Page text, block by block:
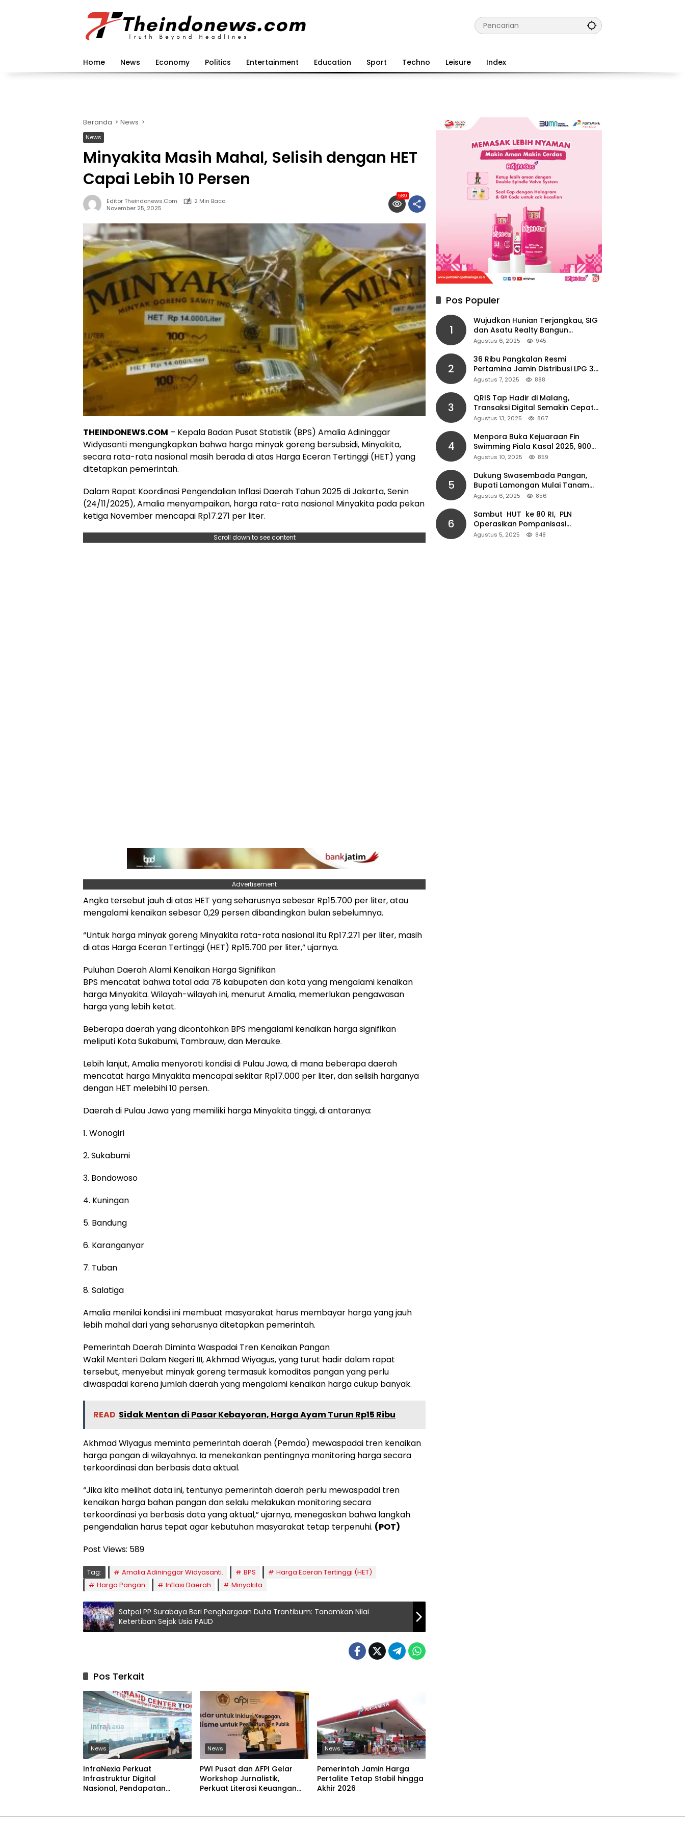
Home News Economy Politics Entertainment Education Sport Techno Leisure Index
Beranda News
News
Minyakita Masih Mahal, Selisih dengan HET
Capai Lebih 10 Persen
Editor Theindonews.com
2 Min Baca
November 25, 2025
589
THEINDONEWS.COM – Kepala Badan Pusat Statistik (BPS) Amalia Adininggar
Widyasanti mengungkapkan bahwa harga minyak goreng bersubsidi, Minyakita,
secara rata-rata nasional masih berada di atas Harga Eceran Tertinggi (HET) yang
ditetapkan pemerintah.
Dalam Rapat Koordinasi Pengendalian Inflasi Daerah Tahun 2025 di Jakarta, Senin
(24/11/2025), Amalia menyampaikan, harga rata-rata nasional Minyakita pada pekan
ketiga November mencapai Rp17.271 per liter.
Scroll down to see content
Advertisement
Angka tersebut jauh di atas HET yang seharusnya sebesar Rp15.700 per liter, atau
mengalami kenaikan sebesar 0,29 persen dibandingkan bulan sebelumnya.
“Untuk harga minyak goreng Minyakita rata-rata nasional itu Rp17.271 per liter, masih
di atas Harga Eceran Tertinggi (HET) Rp15.700 per liter,” ujarnya.
Puluhan Daerah Alami Kenaikan Harga Signifikan
BPS mencatat bahwa total ada 78 kabupaten dan kota yang mengalami kenaikan
harga Minyakita. Wilayah-wilayah ini, menurut Amalia, memerlukan pengawasan
harga yang lebih ketat.
Beberapa daerah yang dicontohkan BPS mengalami kenaikan harga signifikan
meliputi Kota Sukabumi, Tambrauw, dan Merauke.
Lebih lanjut, Amalia menyoroti kondisi di Pulau Jawa, di mana beberapa daerah
mencatat harga Minyakita mencapai sekitar Rp17.000 per liter, dan selisih harganya
dengan HET melebihi 10 persen.
Daerah di Pulau Jawa yang memiliki harga Minyakita tinggi, di antaranya:
1. Wonogiri
2. Sukabumi
3. Bondowoso
4. Kuningan
5. Bandung
6. Karanganyar
7. Tuban
8. Salatiga
Amalia menilai kondisi ini membuat masyarakat harus membayar harga yang jauh
lebih mahal dari yang seharusnya ditetapkan pemerintah.
Pemerintah Daerah Diminta Waspadai Tren Kenaikan Pangan
Wakil Menteri Dalam Negeri III, Akhmad Wiyagus, yang turut hadir dalam rapat
tersebut, menyebut minyak goreng termasuk komoditas pangan yang perlu
diwaspadai karena jumlah daerah yang mengalami kenaikan harga cukup banyak.
READ Sidak Mentan di Pasar Kebayoran, Harga Ayam Turun Rp15 Ribu
Akhmad Wiyagus meminta pemerintah daerah (Pemda) mewaspadai tren kenaikan
harga pangan di wilayahnya. Ia menekankan pentingnya monitoring harga secara
terkoordinasi dan berbasis data aktual.
“Jika kita melihat data ini, tentunya pemerintah daerah perlu mewaspadai tren
kenaikan harga bahan pangan dan selalu melakukan monitoring secara
terkoordinasi ya berbasis data yang aktual,” ujarnya, menegaskan bahwa langkah
pengendalian harus tepat agar kebutuhan masyarakat tetap terpenuhi. (POT)
Post Views: 589
Tag: Amalia Adininggar Widyasanti. BPS
Harga Eceran Tertinggi (HET)
Harga Pangan
Inflasi Daerah Minyakita
Satpol PP Surabaya Beri Penghargaan Duta Trantibum: Tanamkan Nilai
Ketertiban Sejak Usia PAUD
Pos Terkait
News
InfraNexia Perkuat
Infrastruktur Digital
Nasional, Pendapatan
News
PWI Pusat dan AFPI Gelar
Workshop Jurnalistik,
Perkuat Literasi Keuangan
News
Pemerintah Jamin Harga
Pertalite Tetap Stabil hingga
Akhir 2026
Pos Populer
1
Wujudkan Hunian Terjangkau, SIG
dan Asatu Realty Bangun
Perumahan di Cianjur
Agustus 6, 2025 945
2
36 Ribu Pangkalan Resmi
Pertamina Jamin Distribusi LPG 3
Kg Aman di Jawa Timur
Agustus 7, 2025 888
3
QRIS Tap Hadir di Malang,
Transaksi Digital Semakin Cepat
dan Mudah dengan Teknologi NFC
Agustus 13, 2025 867
4
Menpora Buka Kejuaraan Fin
Swimming Piala Kasal 2025, 900
Atlet Ambil Bagian
Agustus 10, 2025 859
5
Dukung Swasembada Pangan,
Bupati Lamongan Mulai Tanam
Padi Musim Ketiga
Agustus 6, 2025 856
6
Sambut HUT ke 80 RI, PLN
Operasikan Pompanisasi
Persawahan dan Akses Air Bersih
Agustus 5, 2025 848